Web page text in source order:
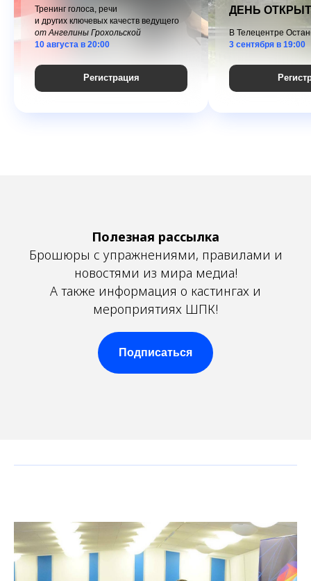
Тренинг голоса, речи
и других ключевых качеств ведущего
от Ангелины Грохольской
10 августа в 20:00
Регистрация
ДЕНЬ
В Телецентре
3 cентября в 19:00
Полезная рассылка
Брошюры с упражнениями, правилами и
новостями из мира медиа!
А также информация о кастингах и
мероприятиях ШПК!
Подписаться